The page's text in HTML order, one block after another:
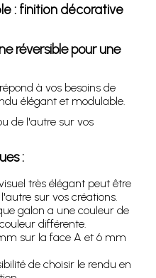
: finition décorative
réversible pour une
à vos besoins de
élégant et modulable.
de l'autre sur vos
:
très élégant peut être
sur vos créations.
galon a une couleur de
différente.
sur la face A et 6 mm
de choisir le rendu en